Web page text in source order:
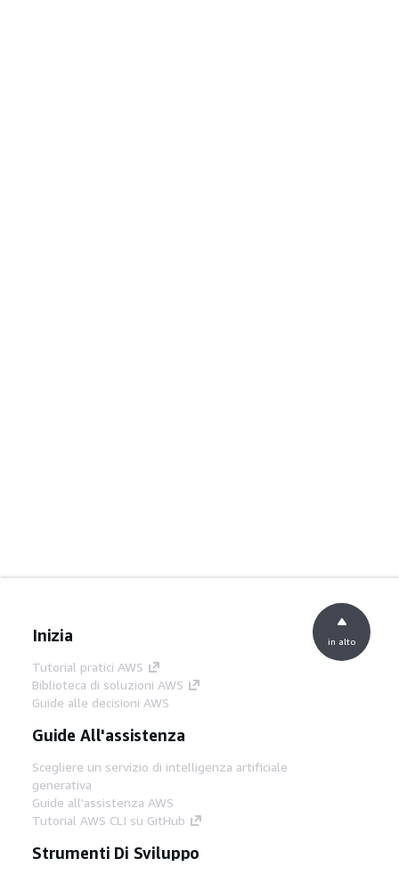
Inizia
Tutorial pratici AWS
Biblioteca di soluzioni AWS
Guide alle decisioni AWS
Guide All'assistenza
Scegliere un servizio di intelligenza artificiale
generativa
Guide all'assistenza AWS
Tutorial AWS CLI su GitHub
Strumenti Di Sviluppo
in alto